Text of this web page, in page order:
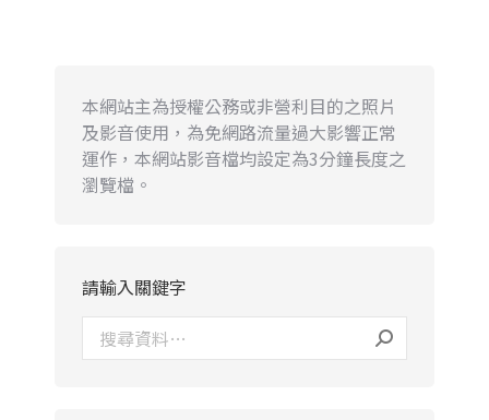
本網站主為授權公務或非營利目的之照片
及影音使用，為免網路流量過大影響正常
運作，本網站影音檔均設定為3分鐘長度之
瀏覽檔。
請輸入關鍵字